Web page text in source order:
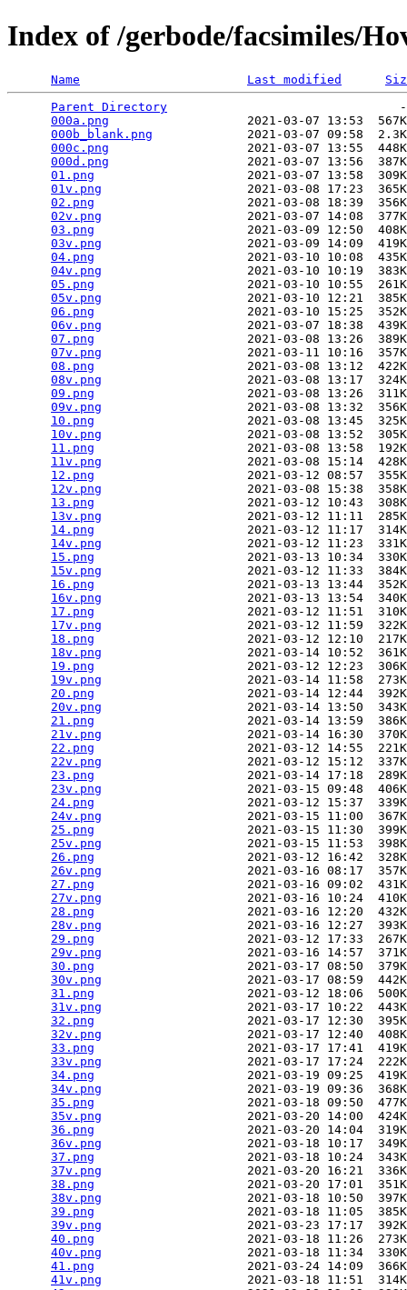
Index of /gerbode/facsimiles/
Name Last modified
Parent Directory
000a.png
2021-03-07 13:53
000b_blank.png
2021-03-07 09:58
000c.png
2021-03-07 13:55
000d.png
2021-03-07 13:56
01.png
2021-03-07 13:58
01v.png
2021-03-08 17:23
02.png
2021-03-08 18:39
02v.png
2021-03-07 14:08
03.png
2021-03-09 12:50
03v.png
2021-03-09 14:09
04.png
2021-03-10 10:08
04v.png
2021-03-10 10:19
05.png
2021-03-10 10:55
05v.png
2021-03-10 12:21
06.png
2021-03-10 15:25
06v.png
2021-03-07 18:38
07.png
2021-03-08 13:26
07v.png
2021-03-11 10:16
08.png
2021-03-08 13:12
08v.png
2021-03-08 13:17
09.png
2021-03-08 13:26
09v.png
2021-03-08 13:32
10.png
2021-03-08 13:45
10v.png
2021-03-08 13:52
11.png
2021-03-08 13:58
11v.png
2021-03-08 15:14
12.png
2021-03-12 08:57
12v.png
2021-03-08 15:38
13.png
2021-03-12 10:43
13v.png
2021-03-12 11:11
14.png
2021-03-12 11:17
14v.png
2021-03-12 11:23
15.png
2021-03-13 10:34
15v.png
2021-03-12 11:33
16.png
2021-03-13 13:44
16v.png
2021-03-13 13:54
17.png
2021-03-12 11:51
17v.png
2021-03-12 11:59
18.png
2021-03-12 12:10
18v.png
2021-03-14 10:52
19.png
2021-03-12 12:23
19v.png
2021-03-14 11:58
20.png
2021-03-14 12:44
20v.png
2021-03-14 13:50
21.png
2021-03-14 13:59
21v.png
2021-03-14 16:30
22.png
2021-03-12 14:55
22v.png
2021-03-12 15:12
23.png
2021-03-14 17:18
23v.png
2021-03-15 09:48
24.png
2021-03-12 15:37
24v.png
2021-03-15 11:00
25.png
2021-03-15 11:30
25v.png
2021-03-15 11:53
26.png
2021-03-12 16:42
26v.png
2021-03-16 08:17
27.png
2021-03-16 09:02
27v.png
2021-03-16 10:24
28.png
2021-03-16 12:20
28v.png
2021-03-16 12:27
29.png
2021-03-12 17:33
29v.png
2021-03-16 14:57
30.png
2021-03-17 08:50
30v.png
2021-03-17 08:59
31.png
2021-03-12 18:06
31v.png
2021-03-17 10:22
32.png
2021-03-17 12:30
32v.png
2021-03-17 12:40
33.png
2021-03-17 17:41
33v.png
2021-03-17 17:24
34.png
2021-03-19 09:25
34v.png
2021-03-19 09:36
35.png
2021-03-18 09:50
35v.png
2021-03-20 14:00
36.png
2021-03-20 14:04
36v.png
2021-03-18 10:17
37.png
2021-03-18 10:24
37v.png
2021-03-20 16:21
38.png
2021-03-20 17:01
38v.png
2021-03-18 10:50
39.png
2021-03-18 11:05
39v.png
2021-03-23 17:17
40.png
2021-03-18 11:26
40v.png
2021-03-18 11:34
41.png
2021-03-24 14:09
41v.png
2021-03-18 11:51